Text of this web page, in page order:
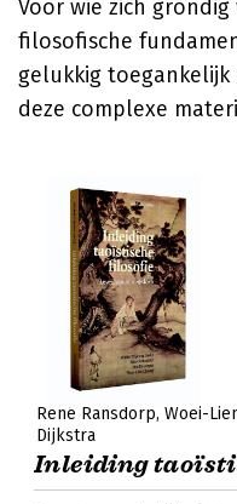
Voor wie zich
filosofische
gelukkig
deze complexe
René Ransdorp Woei-
Dijkstra
Inleiding